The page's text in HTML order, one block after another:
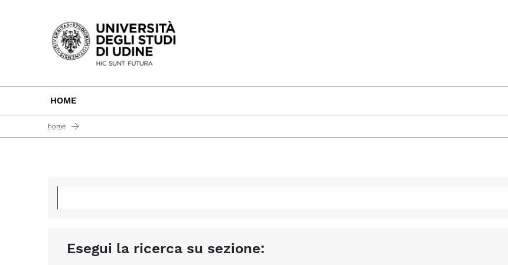
Passa al contenuto principale
HOME
home
Esegui la ricerca su sezione: